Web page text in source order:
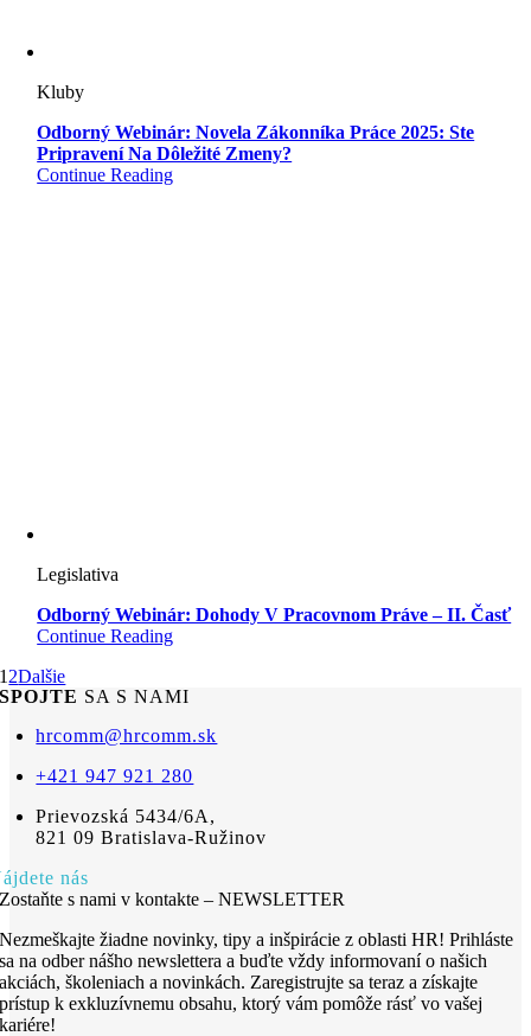
Kluby
Odborný Webinár: Novela Zákonníka Práce 2025: Ste
Pripravení Na Dôležité Zmeny?
Continue Reading
Legislativa
Odborný Webinár: Dohody V Pracovnom Práve – II. Časť
Continue Reading
1 2Dalšie
SPOJTE SA S NAMI
hrcomm@hrcomm.sk
+421 947 921 280
Prievozská 5434/6A,
821 09 Bratislava-Ružinov
nás
Zostaňte s nami v kontakte – NEWSLETTER
Nezmeškajte žiadne novinky, tipy a inšpirácie z oblasti HR! Prihláste
sa na odber nášho newslettera a buďte vždy informovaní o našich
akciách, školeniach a novinkách. Zaregistrujte sa teraz a získajte
prístup k exkluzívnemu obsahu, ktorý vám pomôže rásť vo vašej
kariére!